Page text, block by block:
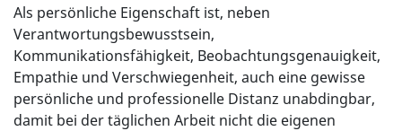
Als persönliche Eigenschaft ist, neben
Verantwortungsbewusstsein,
Kommunikationsfähigkeit, Beobachtungsgenauigkeit,
Empathie und Verschwiegenheit, auch eine gewisse
persönliche und professionelle Distanz unabdingbar,
damit bei der täglichen Arbeit nicht die eigenen